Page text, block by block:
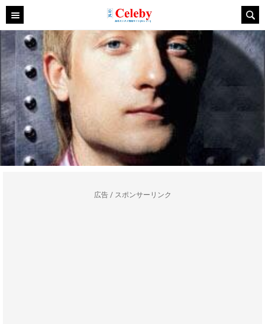
広告 / スポンサーリンク